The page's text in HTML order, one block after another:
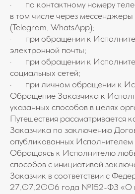
· по контактному номеру
в том числе через мессенджеры
(Telegram, WhatsApp);
· при обращении к
электронной почты;
· при обращении к
социальных сетей;
· при личном обращении к
Обращение Заказчика к
указанных способов в целях
Путешествия рассматривается
Заказчика по заключению
опубликованных Исполнителем
Обращаясь к Исполнителю
способов с инициативой
Заказчик в соответствии с
27.07.2006 года №152-ФЗ «О